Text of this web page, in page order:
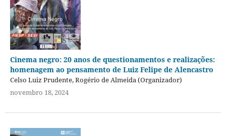
Cinema negro: 20 anos de questionamentos e realizações:
homenagem ao pensamento de Luiz Felipe de Alencastro
Celso Luiz Prudente, Rogério de Almeida (Organizador)
novembro 18, 2024